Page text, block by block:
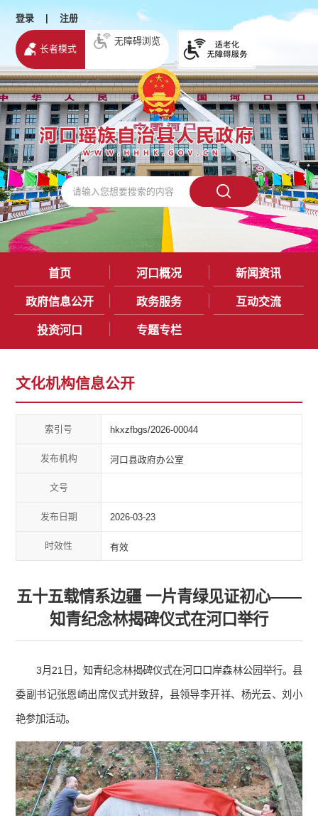
登录 | 注册
长者模式
无障碍浏览
首页 河口概况 新闻资讯
政府信息公开 政务服务 互动交流
投资河口 专题专栏
文化机构信息公开
索引号 hkxzfbgs/2026-00044
发布机构 河口县政府办公室
文号
发布日期 2026-03-23
时效性 有效
五十五载情系边疆 一片青绿见证初心——
知青纪念林揭碑仪式在河口举行
3月21日，知青纪念林揭碑仪式在河口口岸森林公园举行。县
委副书记张恩崎出席仪式并致辞，县领导李开祥、杨光云、刘小
艳参加活动。